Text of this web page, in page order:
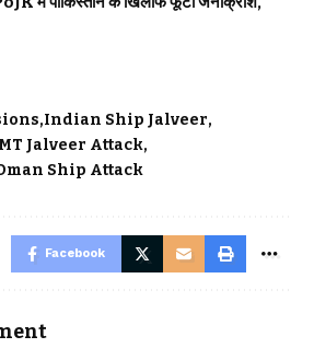
Indian Ship Jalveer
MT Jalveer Attack
Ship Attack
Facebook